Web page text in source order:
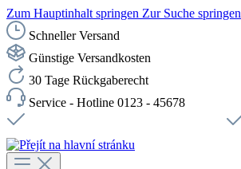
Zum Hauptinhalt springen Zur Suche springen
Schneller Versand
Günstige Versandkosten
30 Tage Rückgaberecht
Service - Hotline 0123 - 45678